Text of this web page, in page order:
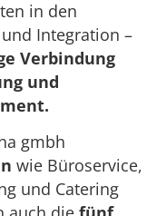
in den
Integration –
Verbindung
und
gmbh
wie Büroservice,
und Catering